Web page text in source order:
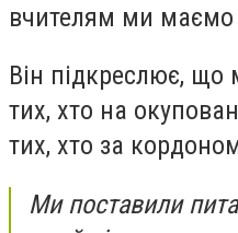
вчителям ми маємо
Він підкреслює, що
тих, хто на
тих, хто за
Ми поставили